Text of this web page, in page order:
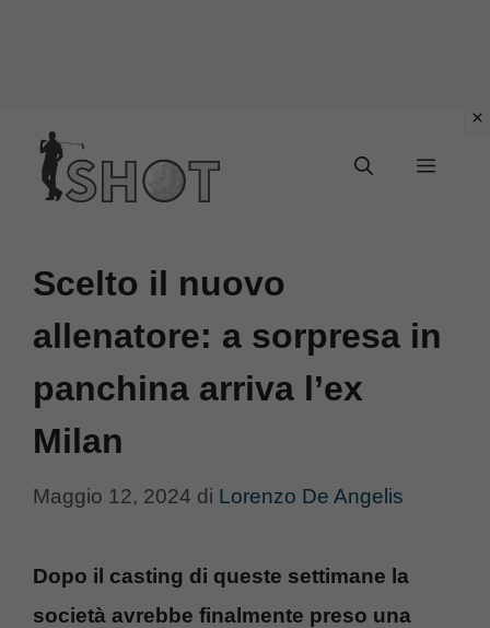
contenuto
Menu
Scelto il nuovo
allenatore: a sorpresa in
panchina arriva l’ex
Milan
Maggio 12, 2024 di Lorenzo De Angelis
Dopo il casting di queste settimane la
società avrebbe finalmente preso una